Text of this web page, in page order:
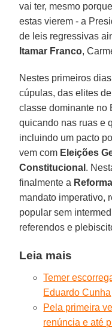
vai ter, mesmo
estas vierem - a
de leis regressivas
Itamar Franco,
Nestes primeiros
cúpulas, das elites
classe dominante no
quicando nas ruas e
incluindo um pacto
vem com Eleições
Constitucional .
finalmente a
mandato imperativo,
popular sem
referendos e
Leia mais
Temer
Eduardo Cunha
Pela primeira
renúncia e até